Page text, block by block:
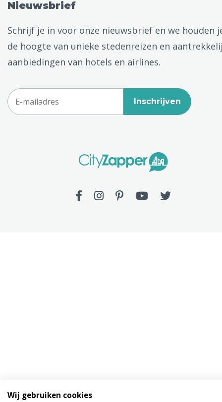
Nieuwsbrief
Schrijf je in voor onze nieuwsbrief en we houden
de hoogte van unieke stedenreizen en
aanbiedingen van hotels en airlines.
Inschrijven
Wij gebruiken cookies